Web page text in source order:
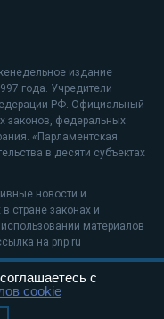
издание
года. Учредители
РФ. Официальный
законов, федеральных
«Парламентская
в десяти субъектах
новости и
стране законах и
материалов
на pnp.ru
рекомендательные
с
cookie